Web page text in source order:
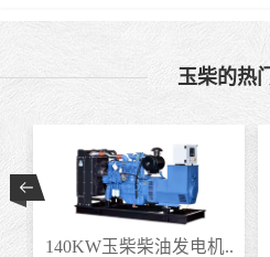
玉柴的热
140KW玉柴柴油发电机..